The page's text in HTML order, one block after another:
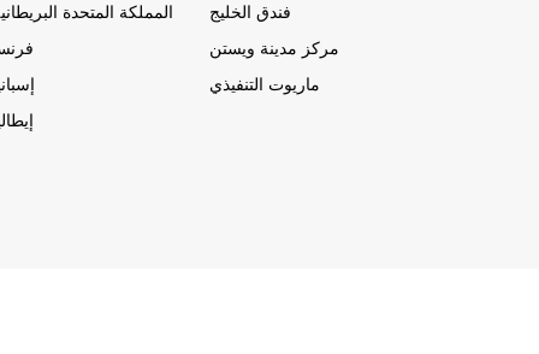
المملكة المتحدة
فندق الخليج
مركز مدينة ويستن
ماريوت التنفيذي